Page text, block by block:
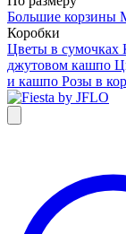
Большие корзины
Коробки
Цветы в сумочках
джутовом кашпо
и кашпо Розы в